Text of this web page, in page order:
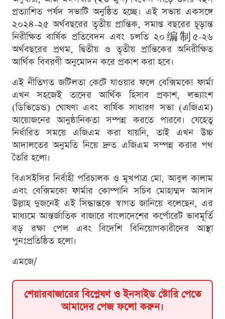
প্রত্যাশিত পর্ষদ সভাটি অনুষ্ঠিত হচ্ছে। এই সভায় একসঙ্গে
২০২৪-২৫ অর্থবছরের তৃতীয় প্রান্তিক, সমাপ্ত বছরের চূড়ান্ত
নিরীক্ষিত বার্ষিক প্রতিবেদন এবং চলতি ২০编制৫-২৬
অর্থবছরের প্রথম, দ্বিতীয় ও তৃতীয় প্রান্তিকের অনিরীক্ষিত
আর্থিক বিবরণী অনুমোদন করে প্রকাশ করা হবে।
এই নীতিগত জটিলতা কেটে যাওয়ার ফলে বেক্সিমকো ফার্মা
এখন সহজেই তাদের আর্থিক হিসাব প্রকাশ, লভ্যাংশ
(ডিভিডেন্ড) ঘোষণা এবং বার্ষিক সাধারণ সভা (এজিএম)
আয়োজনের আনুষ্ঠানিকতা সম্পন্ন করতে পারবে। যেহেতু
নির্ধারিত সময়ে এজিএম করা যায়নি, তাই এখন উচ্চ
আদালতের অনুমতি নিয়ে দ্রুত এজিএম সম্পন্ন করার পথ
তৈরি হলো।
বিএসইসির নির্বাহী পরিচালক ও মুখপাত্র মো. আবুল কালাম
এবং বেক্সিমকো ফার্মার কোম্পানি সচিব মোহাম্মদ আসাদ
উল্লাহ দুজনেই এই সিদ্ধান্তকে স্বাগত জানিয়ে বলেছেন, এর
মাধ্যমে আন্তর্জাতিক বাজারে বাংলাদেশের কর্পোরেট ভাবমূর্তি
বড় রক্ষা পেল এবং বিদেশি বিনিয়োগকারীদের আস্থা
পুনঃপ্রতিষ্ঠিত হলো।
এমজে/
শেয়ারবাজারের বিশ্লেষণ ও ইনসাইড স্টোরি পেতে
আমাদের পেজ ফলো করুন।